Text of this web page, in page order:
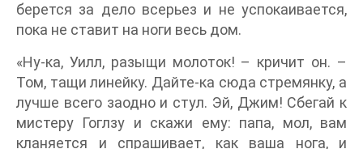
берется за дело всерьез и не успокаивается,
пока не ставит на ноги весь дом.
«Ну-ка, Уилл, разыщи молоток! – кричит он. –
Том, тащи линейку. Дайте-ка сюда стремянку, а
лучше всего заодно и стул. Эй, Джим! Сбегай к
мистеру Гоглзу и скажи ему: папа, мол, вам
кланяется и спрашивает, как ваша нога, и